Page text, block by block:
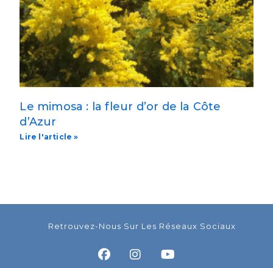
Le mimosa : la fleur d’or de la Côte
d’Azur
Lire l'article »
Retrouvez-Nous Sur Les Réseaux Sociaux